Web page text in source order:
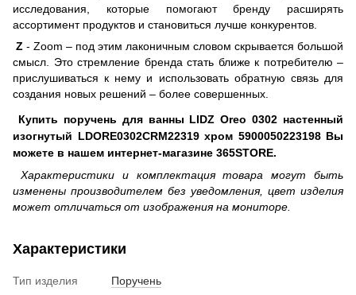
исследования, которые помогают бренду расширять
ассортимент продуктов и становиться лучше конкурентов.
Z - Zoom – под этим лаконичным словом скрывается большой
смысл. Это стремление бренда стать ближе к потребителю –
прислушиваться к нему и использовать обратную связь для
создания новых решений – более совершенных.
Купить поручень для ванны LIDZ Oreo 0302 настенный
изогнутый LDORE0302CRM22319 хром 5900050223198 Вы
можете в нашем интернет-магазине 365STORE.
Характеристики и комплектация товара могут быть
изменены производителем без уведомления, цвет изделия
может отличаться от изображения на мониторе.
Характеристики
Тип изделия
Поручень